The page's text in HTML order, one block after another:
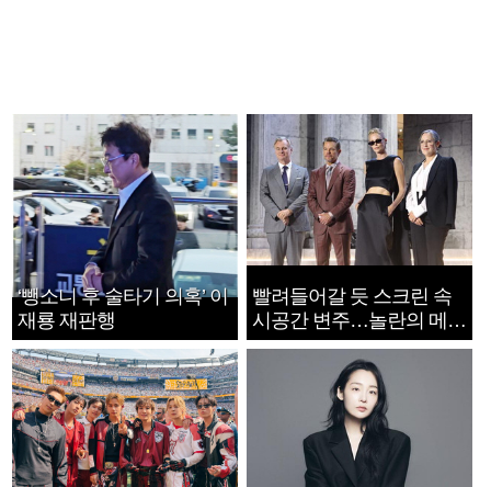
‘뺑소니 후 술타기 의혹’ 이
재룡 재판행
빨려들어갈 듯 스크린 속
시공간 변주…놀란의 메시
지는 ‘전쟁 속죄’